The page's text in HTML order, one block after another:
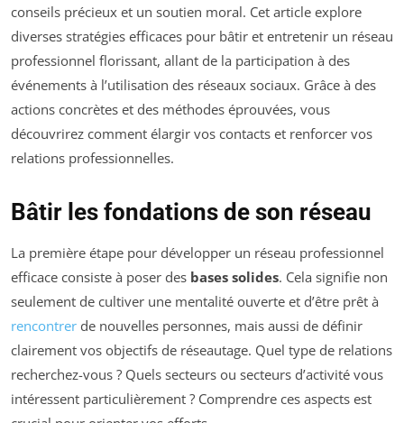
conseils précieux et un soutien moral. Cet article explore
diverses stratégies efficaces pour bâtir et entretenir un réseau
professionnel florissant, allant de la participation à des
événements à l’utilisation des réseaux sociaux. Grâce à des
actions concrètes et des méthodes éprouvées, vous
découvrirez comment élargir vos contacts et renforcer vos
relations professionnelles.
Bâtir les fondations de son réseau
La première étape pour développer un réseau professionnel
efficace consiste à poser des bases solides. Cela signifie non
seulement de cultiver une mentalité ouverte et d’être prêt à
rencontrer de nouvelles personnes, mais aussi de définir
clairement vos objectifs de réseautage. Quel type de relations
recherchez-vous ? Quels secteurs ou secteurs d’activité vous
intéressent particulièrement ? Comprendre ces aspects est